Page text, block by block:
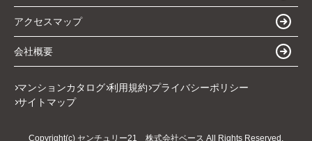
アクセスマップ
会社概要
マンションカタログ 利用規約 プライバシーポリシー
サイトマップ
Copyright(c) センチュリー21 株式会社ベース All Rights Reserved.